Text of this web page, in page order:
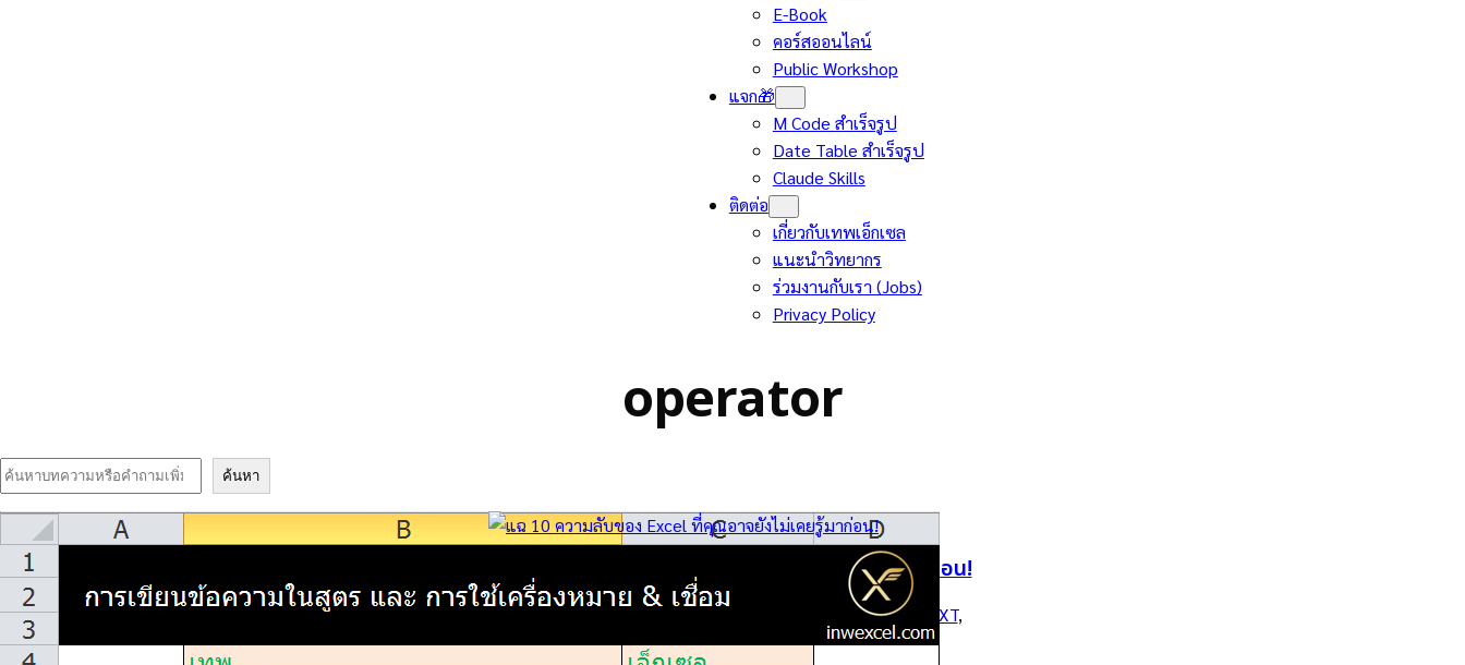
E-Book
คอร์สออนไลน์
Public Workshop
แจก🎁
M Code สำเร็จรูป
Date Table สำเร็จรูป
Claude Skills
ติดต่อ
เกี่ยวกับเทพเอ็กเซล
แนะนำวิทยากร
ร่วมงานกับเรา (Jobs)
Privacy Policy
operator
Search ค้นหา
แฉ 10 ความลับของ Excel ที่คุณอาจยังไม่เคยรู้มาก่อน!
copy, paste, operator, CONVERT index, BAHTTEXT
custom format, ROMAN